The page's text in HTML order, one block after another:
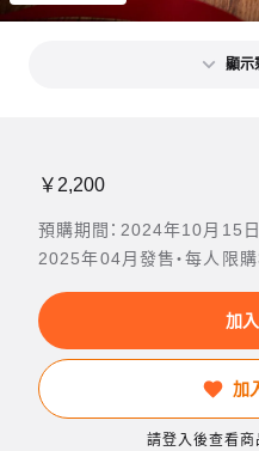
顯示
￥2,200
預購期間：2024年10月15
2025年04月發售・每人限購
加
加
請登入後查看商